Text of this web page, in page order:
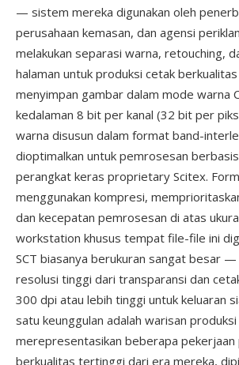
— sistem mereka digunakan oleh
perusahaan kemasan, dan agensi
melakukan separasi warna, retouching,
halaman untuk produksi cetak berkualitas
menyimpan gambar dalam mode warna
kedalaman 8 bit per kanal (32 bit per
warna disusun dalam format band-
dioptimalkan untuk pemrosesan
perangkat keras proprietary Scitex.
menggunakan kompresi,
dan kecepatan pemrosesan di atas
workstation khusus tempat file-file ini
SCT biasanya berukuran sangat besar
resolusi tinggi dari transparansi dan
300 dpi atau lebih tinggi untuk keluaran
satu keunggulan adalah warisan produksi
merepresentasikan beberapa
berkualitas tertinggi dari era mereka,